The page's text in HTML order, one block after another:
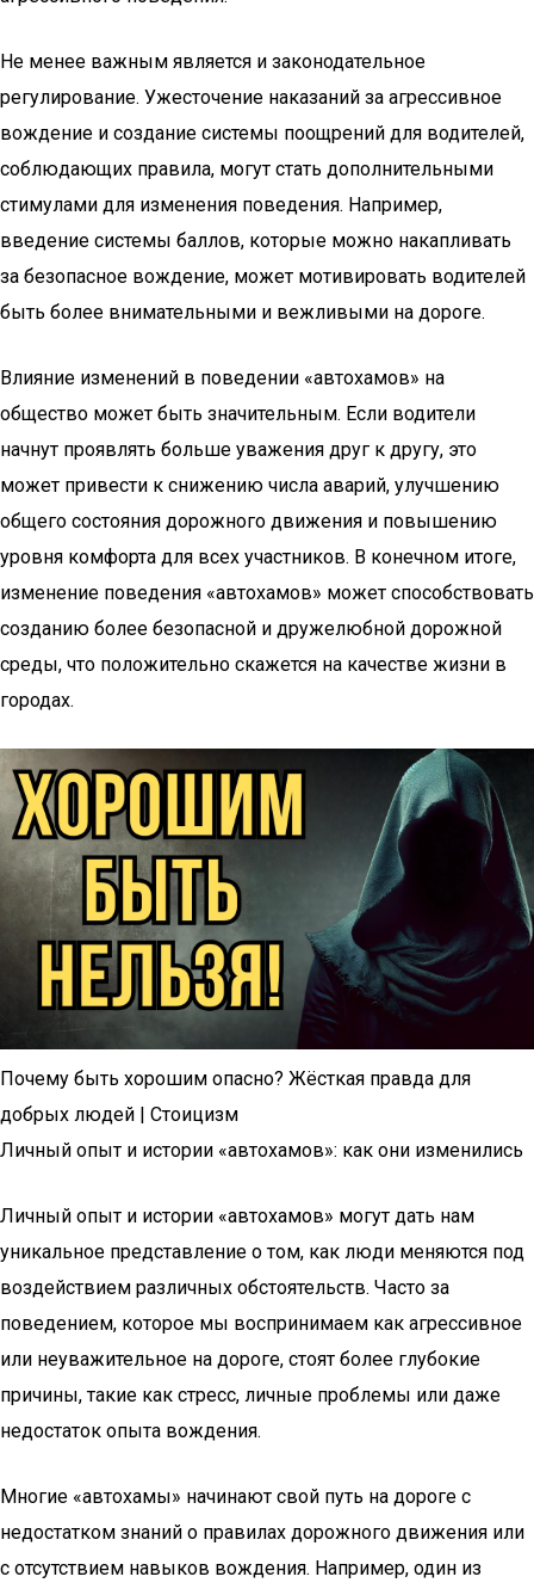
Не менее важным является и законодательное
регулирование. Ужесточение наказаний за агрессивное
вождение и создание системы поощрений для водителей,
соблюдающих правила, могут стать дополнительными
стимулами для изменения поведения. Например,
введение системы баллов, которые можно накапливать
за безопасное вождение, может мотивировать водителей
быть более внимательными и вежливыми на дороге.
Влияние изменений в поведении «автохамов» на
общество может быть значительным. Если водители
начнут проявлять больше уважения друг к другу, это
может привести к снижению числа аварий, улучшению
общего состояния дорожного движения и повышению
уровня комфорта для всех участников. В конечном итоге,
изменение поведения «автохамов» может способствовать
созданию более безопасной и дружелюбной дорожной
среды, что положительно скажется на качестве жизни в
городах.
Почему быть хорошим опасно? Жёсткая правда для
добрых людей | Стоицизм
Личный опыт и истории «автохамов»: как они изменились
Личный опыт и истории «автохамов» могут дать нам
уникальное представление о том, как люди меняются под
воздействием различных обстоятельств. Часто за
поведением, которое мы воспринимаем как агрессивное
или неуважительное на дороге, стоят более глубокие
причины, такие как стресс, личные проблемы или даже
недостаток опыта вождения.
Многие «автохамы» начинают свой путь на дороге с
недостатком знаний о правилах дорожного движения или
с отсутствием навыков вождения. Например, один из